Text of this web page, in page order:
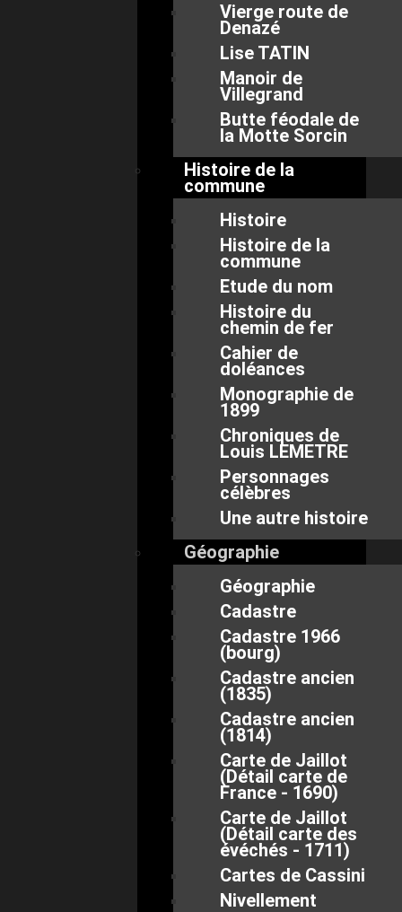
Vierge route de
Denazé
Lise TATIN
Manoir de
Villegrand
Butte féodale de
la Motte Sorcin
Histoire de la
commune
Histoire
Histoire de la
commune
Etude du nom
Histoire du
chemin de fer
Cahier de
doléances
Monographie de
1899
Chroniques de
Louis LEMETRE
Personnages
célèbres
Une autre histoire
Géographie
Géographie
Cadastre
Cadastre 1966
(bourg)
Cadastre ancien
(1835)
Cadastre ancien
(1814)
Carte de Jaillot
(Détail carte de
France - 1690)
Carte de Jaillot
(Détail carte des
évéchés - 1711)
Cartes de Cassini
Nivellement